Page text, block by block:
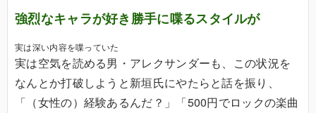
強烈なキャラが好き勝手に喋るスタイルが
実は深い内容を喋っていた
実は空気を読める男・アレクサンダーも、この状況を
なんとか打破しようと新垣氏にやたらと話を振り、
「（女性の）経験あるんだ？」「500円でロックの楽曲